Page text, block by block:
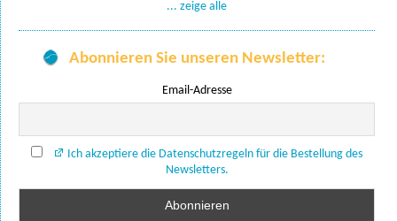
... zeige alle
Abonnieren Sie unseren Newsletter:
Email-Adresse
Ich akzeptiere die Datenschutzregeln für die Bestellung des
Newsletters.